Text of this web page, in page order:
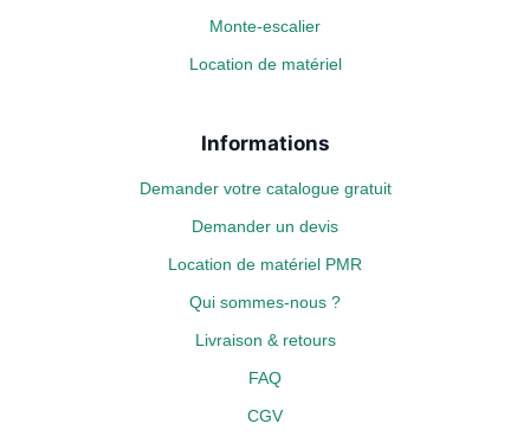
Monte-escalier
Location de matériel
Informations
Demander votre catalogue gratuit
Demander un devis
Location de matériel PMR
Qui sommes-nous ?
Livraison & retours
FAQ
CGV